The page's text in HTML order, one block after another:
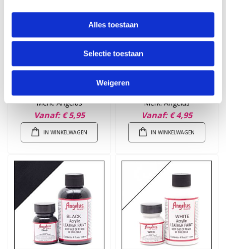
Alles toestaan
Selectie toestaan
Weigeren
Merk: Angelus
Vanaf € 5,95
IN WINKELWAGEN
Merk: Angelus
Vanaf € 4,95
IN WINKELWAGEN